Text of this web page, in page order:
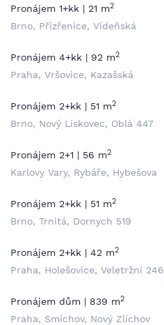
Pronájem 1+kk | 21 m2
Brno, Přízřenice, Vídeňská
Pronájem 4+kk | 92 m2
Praha, Vršovice, Kazašská
Pronájem 2+kk | 51 m2
Brno, Nový Lískovec, Oblá 447
Pronájem 2+1 | 56 m2
Karlovy Vary, Rybáře, Hybešova
Pronájem 2+kk | 51 m2
Brno, Trnitá, Dornych 519
Pronájem 2+kk | 42 m2
Praha, Holešovice, Veletržní 246
Pronájem dům | 839 m2
Praha, Smíchov, Nový Zlíchov